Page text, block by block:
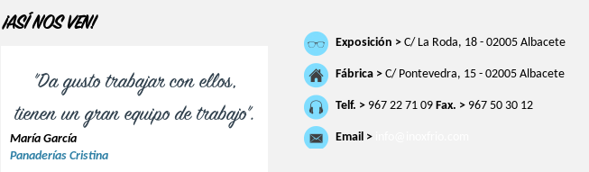
¡ASÍ NOS VEN!
"Da gusto trabajar con ellos,
tienen un gran equipo de trabajo".
María García
Panaderías Cristina
Exposición > C/ La Roda, 18 - 02005 Albacete
Fábrica > C/ Pontevedra, 15 - 02005 Albacete
Telf. > 967 22 71 09 Fax. > 967 50 30 12
Email >